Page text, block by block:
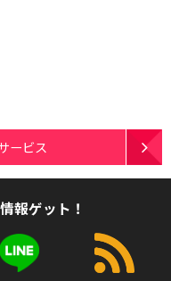
ービス
報ゲット！